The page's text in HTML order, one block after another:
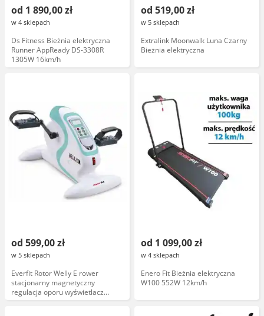
od 1 890,00 zł
w 4 sklepach
Ds Fitness Bieżnia elektryczna
Runner AppReady DS-3308R
1305W 16km/h
od 519,00 zł
w 5 sklepach
Extralink Moonwalk Luna Czarny
Bieżnia elektryczna
od 599,00 zł
w 5 sklepach
Everfit Rotor Welly E rower
stacjonarny magnetyczny
regulacja oporu wyświetlacz
Bluetooth 150 kg
od 1 099,00 zł
w 4 sklepach
Enero Fit Bieżnia elektryczna
W100 552W 12km/h